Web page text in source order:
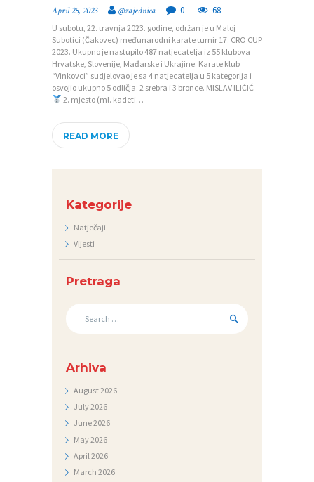
April 25, 2023 @zajednica 0 68
U subotu, 22. travnja 2023. godine, održan je u Maloj
Subotici (Čakovec) međunarodni karate turnir 17. CRO CUP
2023. Ukupno je nastupilo 487 natjecatelja iz 55 klubova
Hrvatske, Slovenije, Mađarske i Ukrajine. Karate klub
“Vinkovci” sudjelovao je sa 4 natjecatelja u 5 kategorija i
osvojio ukupno 5 odličja: 2 srebra i 3 bronce. MISLAV ILIČIĆ
2. mjesto (ml. kadeti…
READ MORE
Kategorije
Natječaji
Vijesti
Pretraga
Arhiva
August2026
July2026
June2026
May2026
April2026
March 2026